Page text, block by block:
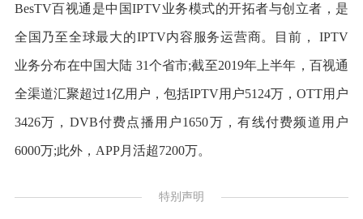
BesTV百视通是中国IPTV业务模式的开拓者与创立者，是
全国乃至全球最大的IPTV内容服务运营商。目前， IPTV
业务分布在中国大陆 31个省市;截至2019年上半年，百视通
全渠道汇聚超过1亿用户，包括IPTV用户5124万，OTT用户
3426万，DVB付费点播用户1650万，有线付费频道用户
6000万;此外，APP月活超7200万。
特别声明